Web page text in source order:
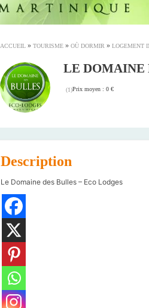
ACCUEIL » TOURISME » OÙ DORMIR » LOGEMENT
LE DOMAINE
(1)Prix moyen : 0 €
Description
Le Domaine des Bulles – Eco Lodges